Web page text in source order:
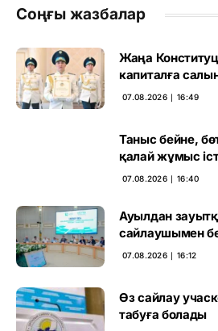
Соңғы жазбалар
Жаңа
капиталға
негіз
07.08.2026 ∣ 16:49
Таныс бейне,
қалай жұмыс
07.08.2026 ∣ 16:40
Ауылдан
сайлаушымен
07.08.2026 ∣ 16:12
Өз сайлау
табуға болады